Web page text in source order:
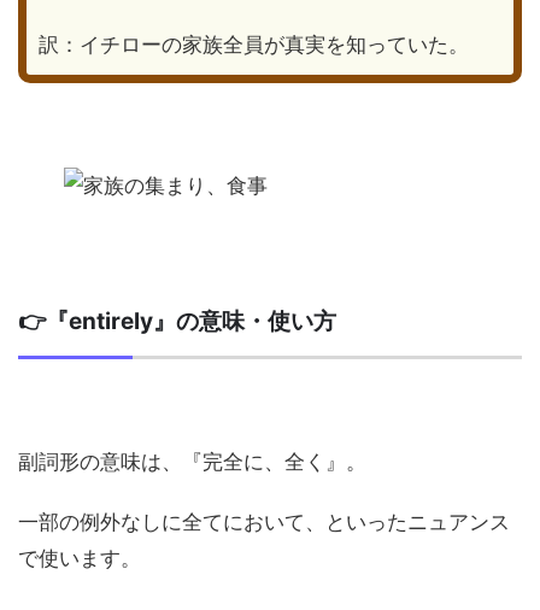
訳：イチローの家族全員が真実を知っていた。
👉『entirely』の意味・使い方
副詞形の意味は、『完全に、全く』。
一部の例外なしに全てにおいて、といったニュアンス
で使います。